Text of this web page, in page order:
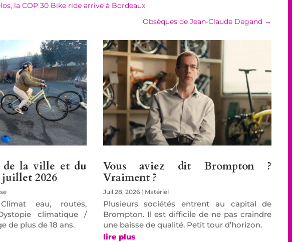
la COP 30 Bike ride arrive à Bordeaux
Obsèques de Jean-Claude Degand →
de la ville et du
juillet 2026
eau, routes,
climatique /
de plus de 18 ans.
Vous aviez dit Brompton ?
Vraiment ?
Juil 28, 2026| Matériel
Plusieurs sociétés entrent au capital de
Brompton. Il est difficile de ne pas craindre
une baisse de qualité. Petit tour d’horizon.
lire plus